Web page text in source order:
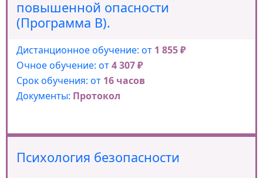
повышенной опасности
(Программа В).
Дистанционное обучение: от 1 855 ₽
Очное обучение: от4 307 ₽
Срок обучения: от 16 часов
Документы: Протокол
Психология безопасности